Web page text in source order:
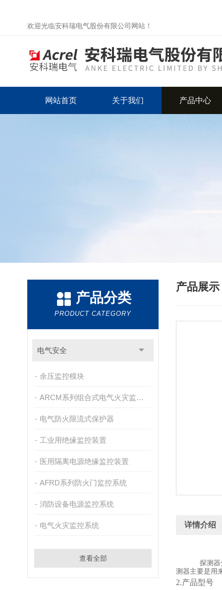
欢迎光临安科瑞电气股份有限公司网站！
网站首页 关于我们 产品中心
产品分类
PRODUCT CATEGORY
电气安全
余压监控模块
ARCM系列组合式电气火灾监控探测器
电气防火限流式保护器
工业用绝缘监控装置
医用隔离电源绝缘监控装置
AFRD系列防火门监控系统
消防设备电源监控系统
电气火灾监控系统
查看全部
产品展示
详情介绍
探测器
测器主要是用
2.产品型号